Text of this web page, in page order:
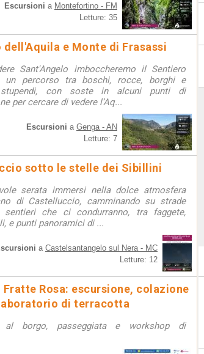
Escursioni a Montefortino - FM
Letture: 35
dell'Aquila e Monte di Frasassi
Sant'Angelo imboccheremo il Sentiero
un percorso tra boschi, rocce, borghi e
stupendi, con soste in alcuni punti di
per cercare di vedere l’Aq...
Escursioni a Genga - AN
Letture: 7
sotto le stelle dei Sibillini
serata immersi nella dolce atmosfera
di Castelluccio, camminando su strade
sentieri che ci condurranno, tra faggete,
e punti panoramici di ...
a Castelsantangelo sul Nera - MC
Letture: 12
Fratte Rosa: escursione, colazione
di terracotta
al borgo, passeggiata e workshop di